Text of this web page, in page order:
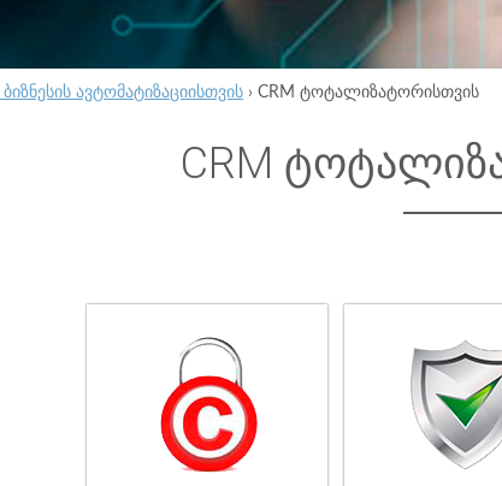
ავტომატიზაციისთვის › CRM ტოტალიზატორისთვის
CRM